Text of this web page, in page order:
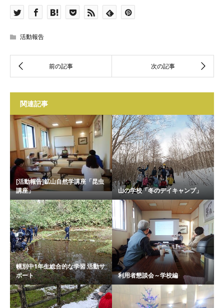
活動報告
関連記事
[活動報告]鉱山自然学講座「昆虫
講座」
山の学校「冬のデイキャンプ」
幌別中1年生総合的な学習 活動サ
ポート
利用者懇談会～学校編